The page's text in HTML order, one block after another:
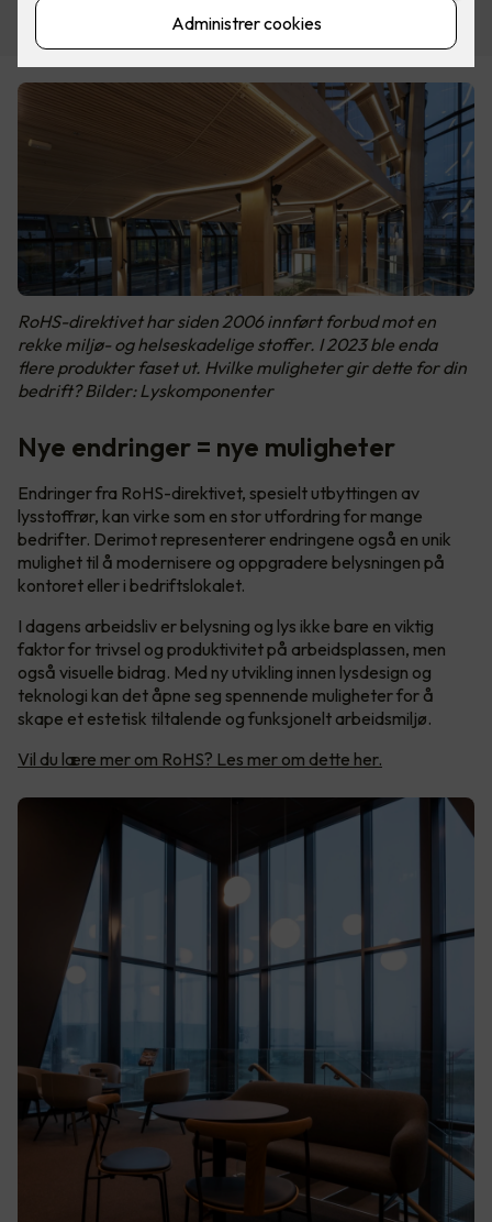
RoHS-direktivet har siden 2006 innført forbud mot en
rekke miljø- og helseskadelige stoffer. I 2023 ble enda
flere produkter faset ut. Hvilke muligheter gir dette for din
bedrift? Bilder: Lyskomponenter
Nye endringer = nye muligheter
Endringer fra RoHS-direktivet, spesielt utbyttingen av
lysstoffrør, kan virke som en stor utfordring for mange
bedrifter. Derimot representerer endringene også en unik
mulighet til å modernisere og oppgradere belysningen på
kontoret eller i bedriftslokalet.
I dagens arbeidsliv er belysning og lys ikke bare en viktig
faktor for trivsel og produktivitet på arbeidsplassen, men
også visuelle bidrag. Med ny utvikling innen lysdesign og
teknologi kan det åpne seg spennende muligheter for å
skape et estetisk tiltalende og funksjonelt arbeidsmiljø.
Vil du lære mer om RoHS? Les mer om dette her.